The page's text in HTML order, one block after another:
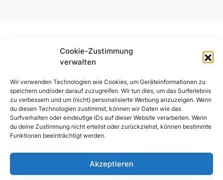
Cookie-Zustimmung
verwalten
Wir verwenden Technologien wie Cookies, um Geräteinformationen zu
speichern und/oder darauf zuzugreifen. Wir tun dies, um das Surferlebnis
zu verbessern und um (nicht) personalisierte Werbung anzuzeigen. Wenn
du diesen Technologien zustimmst, können wir Daten wie das
Surfverhalten oder eindeutige IDs auf dieser Website verarbeiten. Wenn
du deine Zustimmung nicht erteilst oder zurückziehst, können bestimmte
Funktionen beeinträchtigt werden.
Akzeptieren